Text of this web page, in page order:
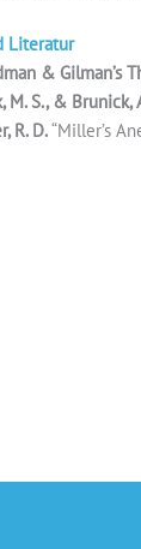
Literatur
& Gilman’s
M. S., & Brunick,
R. D.“Miller’s